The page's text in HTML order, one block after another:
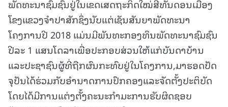
ພັດທະນາຊົມຊົນຢູ່ໃນເຂດເສດຖະກິດໃໝ່ສີທັນດອນເມືອງ
ໂຂງແຂວງຈຳປາສັກຊຶ່ງນັບແຕ່ເຊັນສັນຍາພັດທະນາ
ໂຄງການປີ 2018 ແມ່ນມີພັນທະກອງທຶນພັດທະນາຊົມຊົນ
ປີລະ 1 ແສນໂດລາເພື່ອປະກອບສ່ວນໃຫ້ແກ່ບັນດາບ້ານ
ແລະປະຊາຊົນຜູ້ທີ່ຖືກຜົນກະທົບຢູ່ໃນໂຄງການ,ມາຮອດປັດ
ຈຸປັນໄດ້ຮ່ວມກັບອຳນາດການປົກຄອງແລະຈັດຕັ້ງປະຕິບັດ
ໂດຍໄດ້ມີການແຕ່ງຕັ້ງຄະນະກຳມະການຮັບຜິດຊອບ